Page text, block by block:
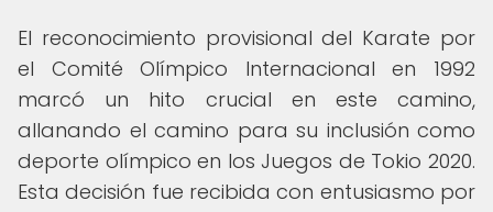
El reconocimiento provisional del Karate por
el Comité Olímpico Internacional en 1992
marcó un hito crucial en este camino,
allanando el camino para su inclusión como
deporte olímpico en los Juegos de Tokio 2020.
Esta decisión fue recibida con entusiasmo por